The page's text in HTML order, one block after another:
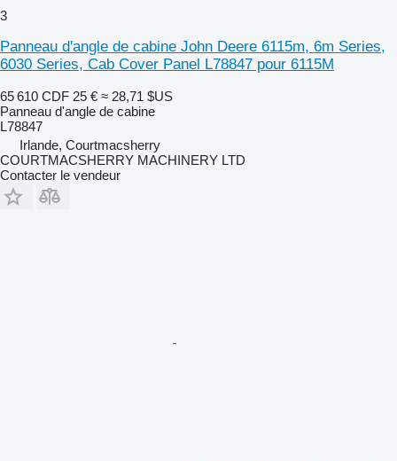
3
Panneau d'angle de cabine John Deere 6115m, 6m Series,
6030 Series, Cab Cover Panel L78847 pour 6115M
65 610 CDF 25 € ≈ 28,71 $US
Panneau d'angle de cabine
L78847
Irlande, Courtmacsherry
COURTMACSHERRY MACHINERY LTD
Contacter le vendeur